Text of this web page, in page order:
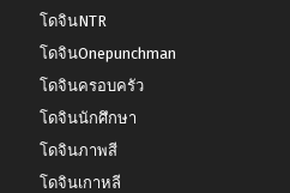
โดจินNTR
โดจินOnepunchman
โดจินครอบครัว
โดจินนักศึกษา
โดจินภาพสี
โดจินเกาหลี